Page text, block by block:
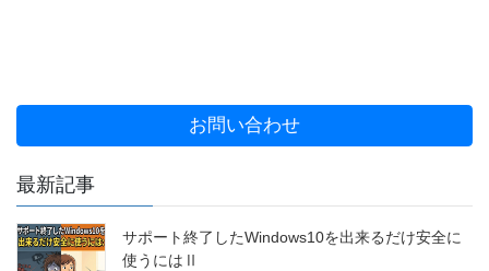
お問い合わせ
最新記事
サポート終了したWindows10を出来るだけ安全に
使うにはⅡ